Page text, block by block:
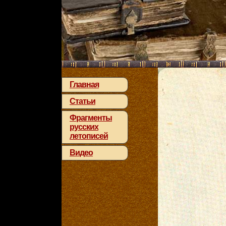
Главная
Статьи
Фрагменты
русских
летописей
Видео